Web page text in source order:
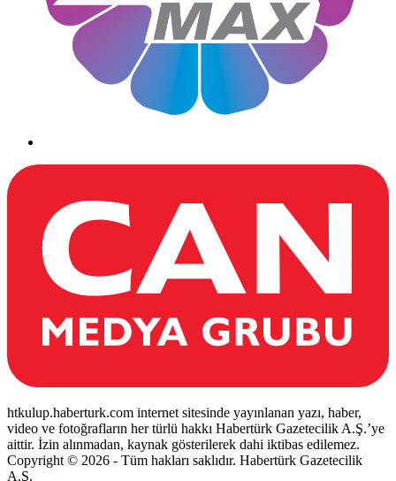
htkulup.haberturk.com internet sitesinde yayınlanan yazı, haber,
video ve fotoğrafların her türlü hakkı Habertürk Gazetecilik A.Ş.’ye
aittir. İzin alınmadan, kaynak gösterilerek dahi iktibas edilemez.
Copyright © 2026 - Tüm hakları saklıdır. Habertürk Gazetecilik
A.Ş.